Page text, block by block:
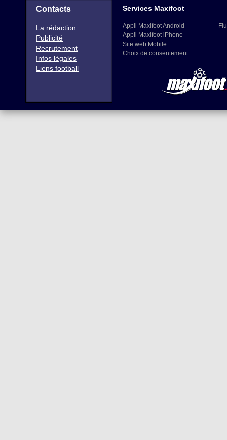
Contacts
La rédaction
Publicité
Recrutement
Infos légales
Liens football
Services Maxifoot
Appli Maxifoot Android
Appli Maxifoot iPhone
Site web Mobile
Choix de consentement